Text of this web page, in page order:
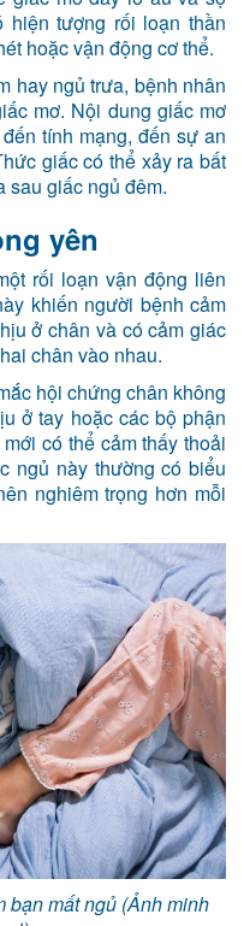
hiện tượng rối loạn thần
hoặc vận động cơ thể.
hay ngủ trưa, bệnh nhân
mơ. Nội dung giấc mơ
tính mạng, đến sự an
giấc có thể xảy ra bất
sau giấc ngủ đêm.
yên
rối loạn vận động liên
khiến người bệnh cảm
ở chân và có cảm giác
chân vào nhau.
hội chứng chân không
ở tay hoặc các bộ phận
có thể cảm thấy thoải
ngủ này thường có biểu
nghiêm trọng hơn mỗi
bạn mất ngủ (Ảnh minh